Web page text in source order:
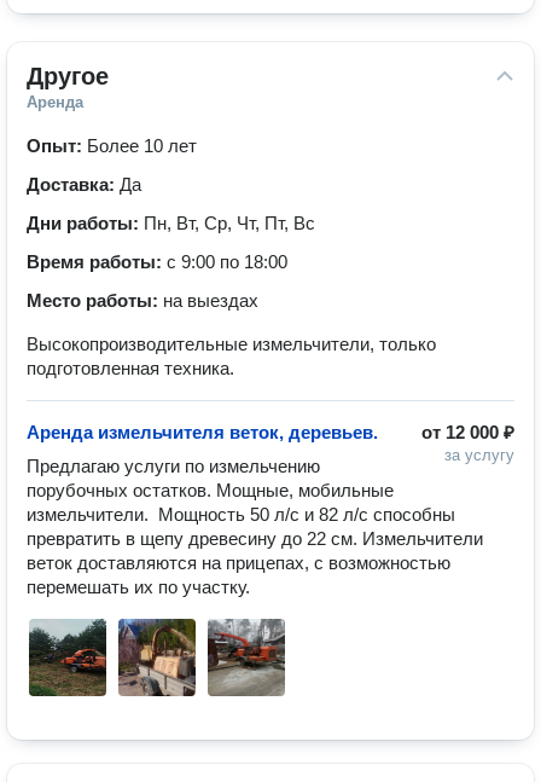
Другое
Аренда
Опыт: Более 10 лет
Доставка: Да
Дни работы: Пн, Вт, Ср, Чт, Пт, Вс
Время работы: с 9:00 по 18:00
Место работы: на выездах
Высокопроизводительные измельчители, только
подготовленная техника.
от 12 000 ₽
за услугу
Аренда измельчителя веток, деревьев.
Предлагаю услуги по измельчению
порубочных остатков. Мощные, мобильные
измельчители.  Мощность 50 л/с и 82 л/с способны
превратить в щепу древесину до 22 см. Измельчители
веток доставляются на прицепах, с возможностью
перемешать их по участку.